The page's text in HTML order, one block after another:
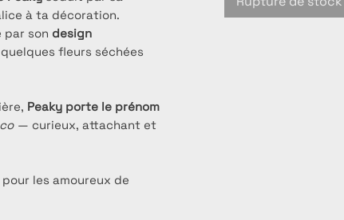
à ta décoration.
par son design
fleurs séchées
Peaky porte le prénom
— curieux, attachant et
les amoureux de